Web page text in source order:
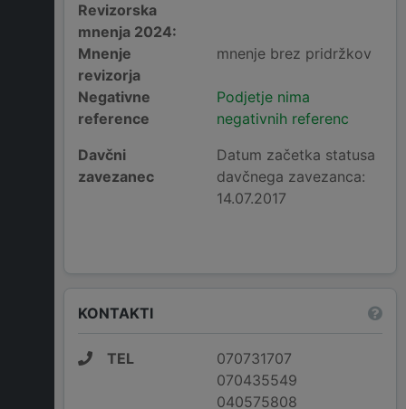
Revizorska
mnenja 2024:
Mnenje
revizorja
mnenje brez pridržkov
Negativne
reference
Podjetje nima
negativnih referenc
Davčni
zavezanec
Datum začetka statusa
davčnega zavezanca:
14.07.2017
KONTAKTI
TEL
070731707
070435549
040575808